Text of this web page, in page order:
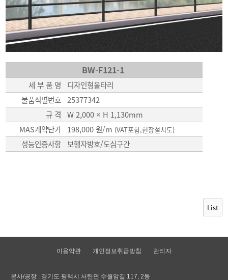
BW-F121-1
세 부 품 명
디자인형울타리
물품식별번호 25377342
규 격 W 2,000 × H 1,130mm
MAS계약단가 198,000 원/m (VAT포함,현장설치도)
성능인증사항 보행자방호/도심구간
List
이용약관 개인정보취급방침 관리자
본사/공장 : 경기도 평택시 서탄면 수월암길 117, 2동